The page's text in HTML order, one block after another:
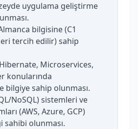
uygulama geliştirme
bilgisine (C1
tercih edilir) sahip
Microservices,
konularında
bilgiye sahip olunması.
NoSQL) sistemleri ve
(AWS, Azure, GCP)
sahibi olunması.